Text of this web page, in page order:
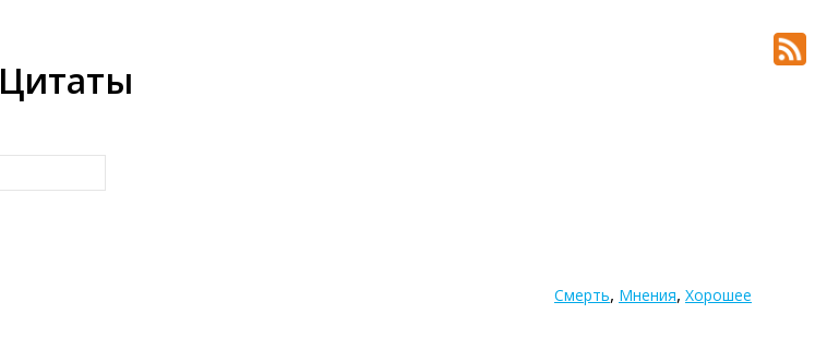
Цитаты
Смерть, Мнения, Хорошее